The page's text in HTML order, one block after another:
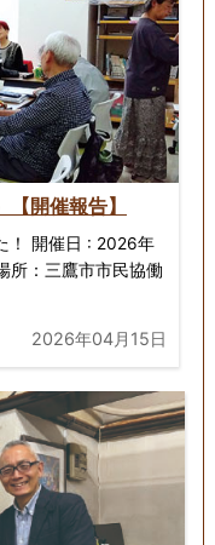
開催報告】
！ 開催日 : 2026年
所：三鷹市市民協働
2026年04月15日